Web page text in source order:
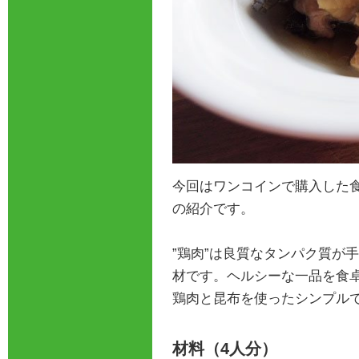
今回はワンコインで購入した
の紹介です。
”鶏肉”は良質なタンパク質が
材です。ヘルシーな一品を食
鶏肉と昆布を使ったシンプル
材料（4人分）